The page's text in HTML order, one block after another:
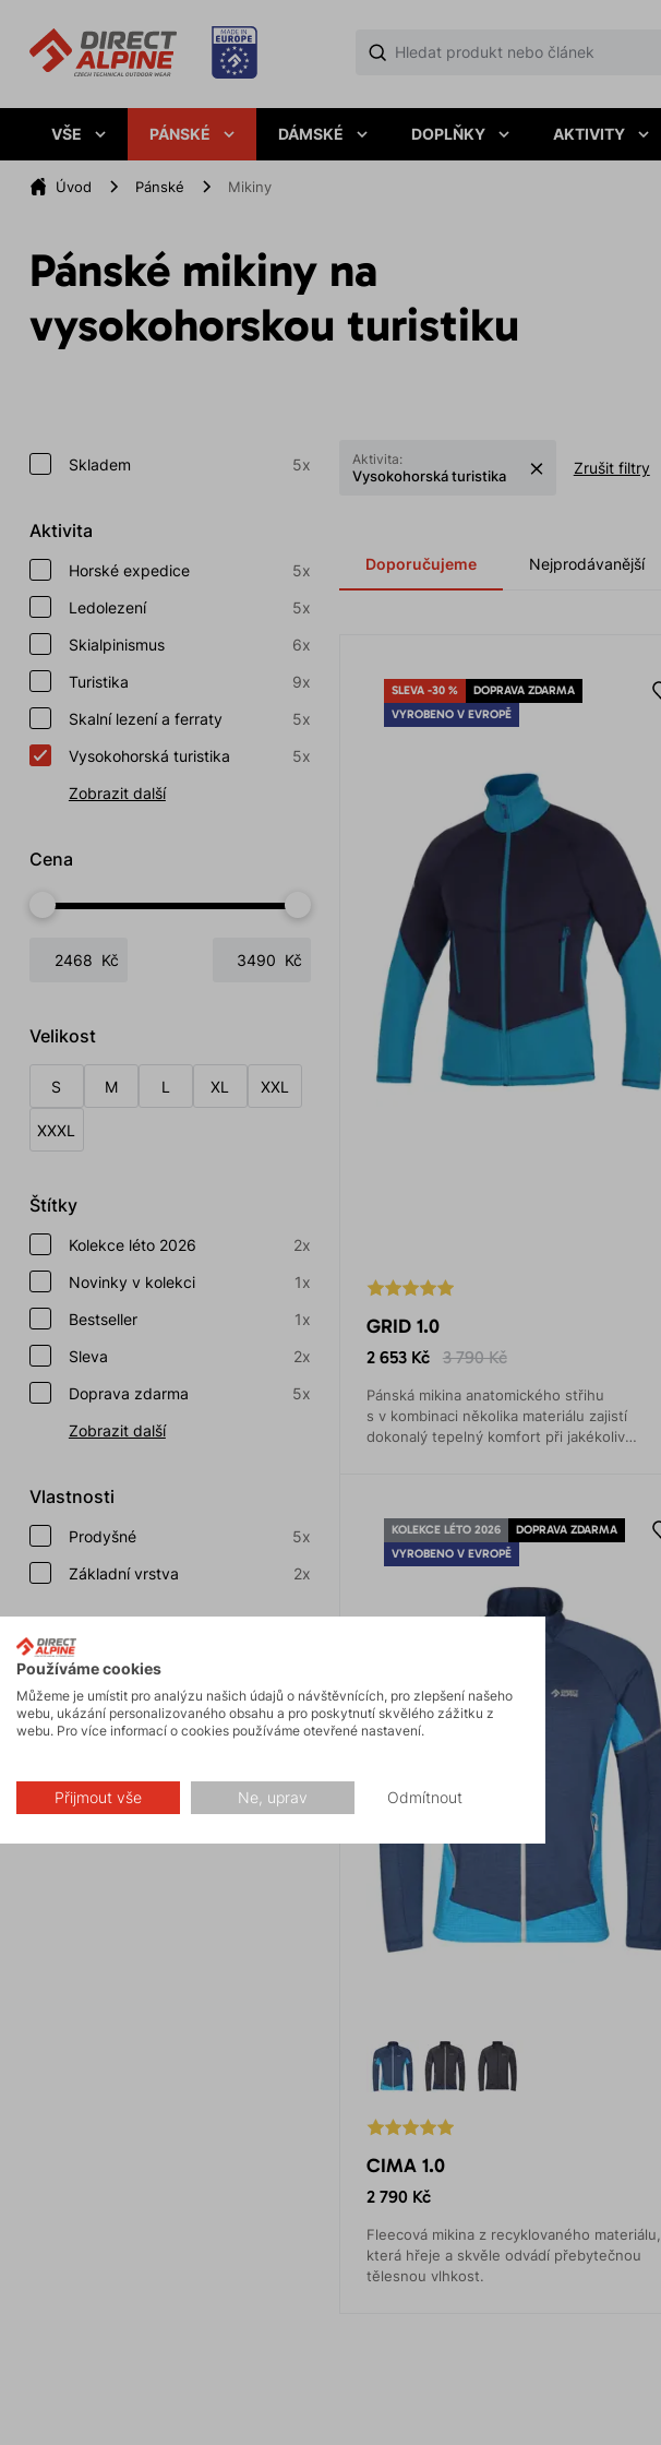
VŠE PÁNSKÉ DÁMSKÉ DOPLŇKY AKTIVITY
Úvod Pánské Mikiny
Pánské mikiny na
vysokohorskou turistiku
Skladem 5x
Aktivita
Horské expedice
5x
Ledolezení
5x
Skialpinismus
6x
Turistika
9x
Skalní lezení a ferraty
5x
Vysokohorská turistika
5x
Zobrazit další
Cena
Kč Kč
Velikost
S M L XL XXL
XXXL
Štítky
Kolekce léto 2026
2x
Novinky v kolekci
1x
Bestseller
1x
Sleva
2x
Doprava zdarma
5x
Zobrazit další
Vlastnosti
Prodyšné
5x
Základní vrstva
2x
Střih
men (ATHLETIC FIT)
men (REGULAR FIT)
2x
Barva
Aktivita:
Vysokohorská turistika Zrušit filtry
Doporučujeme Nejprodávanější
SLEVA -30 %
DOPRAVA ZDARMA
VYROBENO V EVROPĚ
GRID 1.0
2 653 Kč 3 790 Kč
Pánská mikina anatomického střihu
s v kombinaci několika materiálu zajistí
dokonalý tepelný komfort při jakékoliv
KOLEKCE LÉTO 2026
DOPRAVA ZDARMA
VYROBENO V EVROPĚ
CIMA 1.0
2 790 Kč
Fleecová mikina z recyklovaného materiálu,
která hřeje a skvěle odvádí přebytečnou
tělesnou vlhkost.
Používáme cookies
Můžeme je umístit pro analýzu našich údajů o návštěvnících, pro zlepšení našeho
webu, ukázání personalizovaného obsahu a pro poskytnutí skvělého zážitku z
webu. Pro více informací o cookies používáme otevřené nastavení.
Přijmout vše Ne, uprav Odmítnout